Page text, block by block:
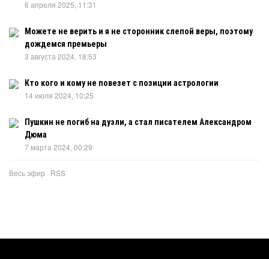
6 апреля 2025, 11:31
Можете не верить и я не сторонник слепой веры, поэтому
дождемся премьеры
3 августа 2024, 18:53
Кто кого и кому не повезет с позиции астрологии
14 июля 2024, 10:25
Пушкин не погиб на дуэли, а стал писателем Александром
Дюма
7 марта 2024, 00:29
Весь эфир · RSS